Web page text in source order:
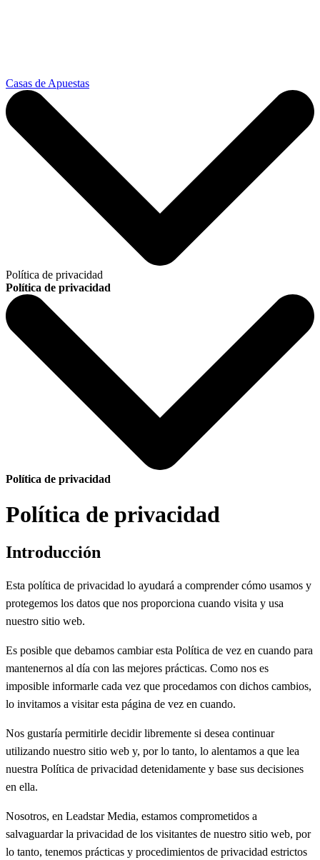
Casas de Apuestas
Política de privacidad
Política de privacidad
Política de privacidad
Política de privacidad
Introducción
Esta política de privacidad lo ayudará a comprender cómo usamos y
protegemos los datos que nos proporciona cuando visita y usa
nuestro sitio web.
Es posible que debamos cambiar esta Política de vez en cuando para
mantenernos al día con las mejores prácticas. Como nos es
imposible informarle cada vez que procedamos con dichos cambios,
lo invitamos a visitar esta página de vez en cuando.
Nos gustaría permitirle decidir libremente si desea continuar
utilizando nuestro sitio web y, por lo tanto, lo alentamos a que lea
nuestra Política de privacidad detenidamente y base sus decisiones
en ella.
Nosotros, en Leadstar Media, estamos comprometidos a
salvaguardar la privacidad de los visitantes de nuestro sitio web, por
lo tanto, tenemos prácticas y procedimientos de privacidad estrictos